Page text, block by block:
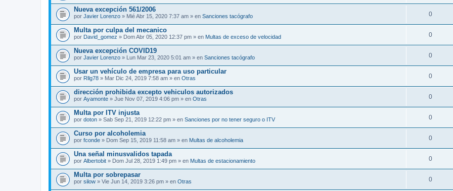
Nueva excepción 561/2006
por Javier Lorenzo » Mié Abr 15, 2020 7:37 am » en Sanciones tacógrafo 0
Multa por culpa del mecanico
por David_gomez » Dom Abr 05, 2020 12:37 pm » en Multas de exceso de velocidad 0
Nueva excepción COVID19
por Javier Lorenzo » Lun Mar 23, 2020 5:01 am » en Sanciones tacógrafo 0
Usar un vehículo de empresa para uso particular
por Rllg78 » Mar Dic 24, 2019 7:58 am » en Otras 0
dirección prohibida excepto vehiculos autorizados
por Ayamonte » Jue Nov 07, 2019 4:06 pm » en Otras 0
Multa por ITV injusta
por doton » Sab Sep 21, 2019 12:22 pm » en Sanciones por no tener seguro o ITV 0
Curso por alcoholemia
por fconde » Dom Sep 15, 2019 11:58 am » en Multas de alcoholemia 0
Una señal minusvalidos tapada
por Albertobit » Dom Jul 28, 2019 1:49 pm » en Multas de estacionamiento 0
Multa por sobrepasar
por silow » Vie Jun 14, 2019 3:26 pm » en Otras 0